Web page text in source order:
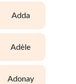
adda
adèle
adonay